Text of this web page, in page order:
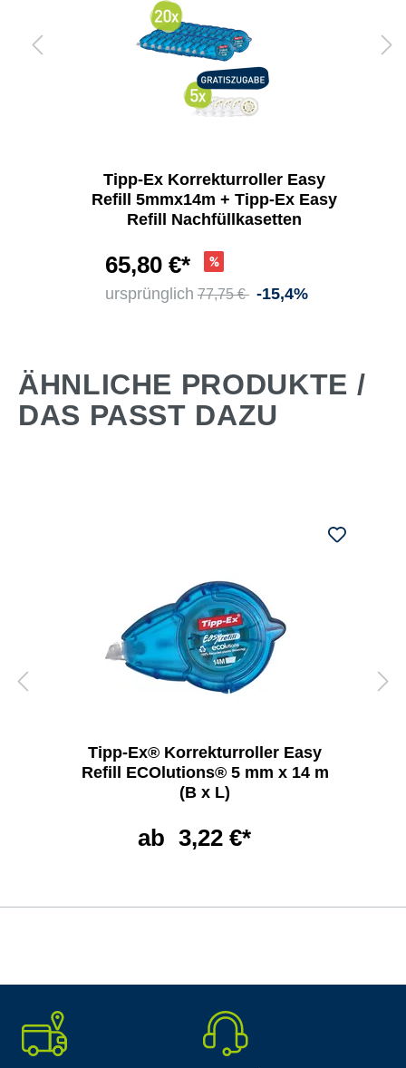
Tipp-Ex Korrekturroller Easy
Refill 5mmx14m + Tipp-Ex Easy
Refill Nachfüllkasetten
65,80 €*
ursprünglich 77,75 € -15,4%
ÄHNLICHE PRODUKTE /
DAS PASST DAZU
Tipp-Ex® Korrekturroller Easy
Refill ECOlutions® 5 mm x 14 m
(B x L)
ab 3,22 €*